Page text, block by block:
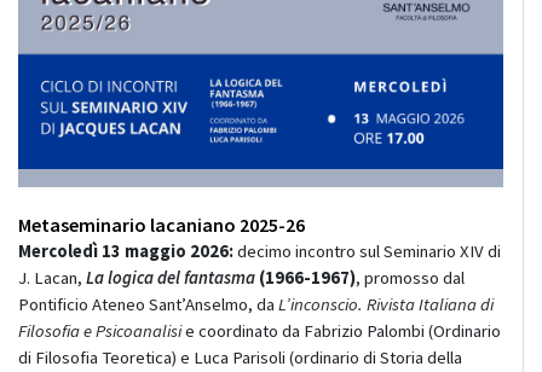
Metaseminario lacaniano 2025-26
Mercoledì 13 maggio 2026:decimo incontro sul Seminario XIV di
J. Lacan, La logica del fantasma (1966-1967), promosso dal
Pontificio Ateneo Sant’Anselmo, da L’inconscio. Rivista Italiana di
Filosofia e Psicoanalisie coordinato da Fabrizio Palombi (Ordinario
di Filosofia Teoretica) e Luca Parisoli (ordinario di Storia della